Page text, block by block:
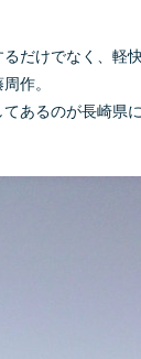
だけでなく、軽
作。
あるのが長崎県